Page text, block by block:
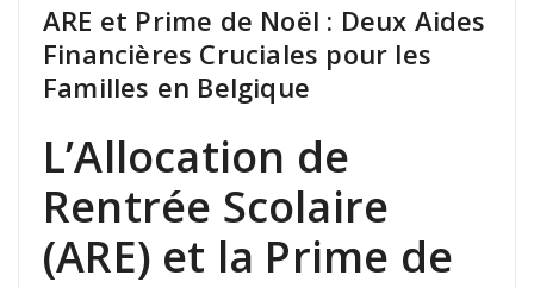
ARE et Prime de Noël : Deux Aides
Financières Cruciales pour les
Familles en Belgique
L’Allocation de
Rentrée Scolaire
(ARE) et la Prime de